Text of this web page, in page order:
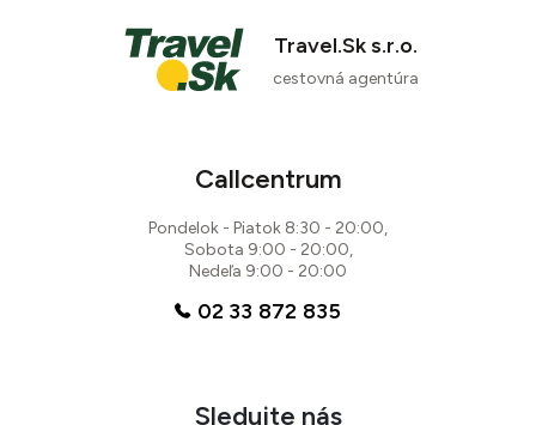
Travel.Sk s.r.o.
cestovná agentúra
Callcentrum
Pondelok - Piatok 8:30 - 20:00,
Sobota 9:00 - 20:00,
Nedeľa 9:00 - 20:00
02 33 872 835
Sledujte nás